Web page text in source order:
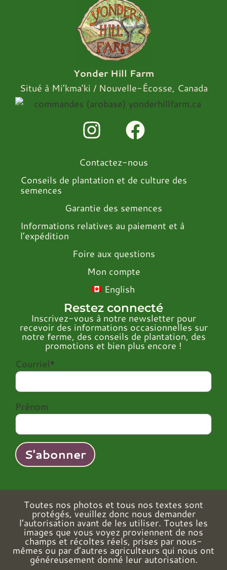
Yonder Hill Farm
Situé à Mi’kma’ki / Nouvelle-Écosse, Canada
Contactez-nous
Conseils de plantation et de culture des
semences
Garantie des semences
Informations relatives au paiement et à
l’expédition
Foire aux questions
Mon compte
English
Restez connecté
Inscrivez-vous à notre newsletter pour
recevoir des informations occasionnelles sur
notre ferme, des conseils de plantation, des
promotions et bien plus encore !
Courriel*
Prénom
Toutes nos photos et tous nos textes sont
protégés, veuillez donc nous demander
l’autorisation avant de les utiliser. Toutes les
images que vous voyez proviennent de nos
champs et récoltes réels, prises par nous-
mêmes ou par d’autres agriculteurs qui nous ont
généreusement donné leur autorisation.